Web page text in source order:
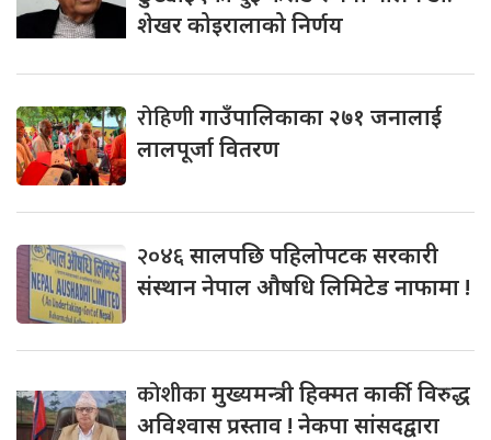
शेखर कोइरालाको निर्णय
रोहिणीगाउँपालिकाका २७१ जनालाई
लालपूर्जा वितरण
२०४६सालपछि पहिलोपटक सरकारी
संस्थान नेपाल औषधि लिमिटेड नाफामा !
कोशीकामुख्यमन्त्री हिक्मत कार्की विरुद्ध
अविश्वास प्रस्ताव ! नेकपा सांसदद्वारा